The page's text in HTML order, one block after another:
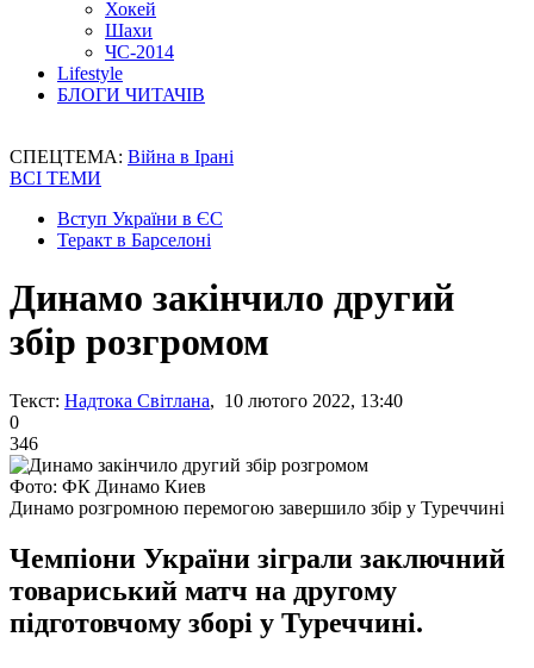
Хокей
Шахи
ЧС-2014
Lifestyle
БЛОГИ ЧИТАЧІВ
СПЕЦТЕМА: Війна в Ірані
ВСІ ТЕМИ
Вступ України в ЄС
Теракт в Барселоні
Динамо закінчило другий
збір розгромом
Текст: Надтока Світлана, 10 лютого 2022, 13:40
0
346
Фото: ФК Динамо Киев
Динамо розгромною перемогою завершило збір у Туреччині
Чемпіони України зіграли заключний
товариський матч на другому
підготовчому зборі у Туреччині.